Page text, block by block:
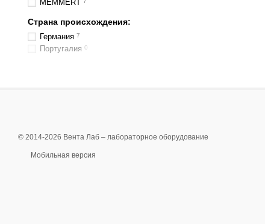
MEMMERT
Страна происхождения:
Германия 7
Португалия 0
© 2014-2026 Вента Лаб – лабораторное оборудование
Мобильная версия